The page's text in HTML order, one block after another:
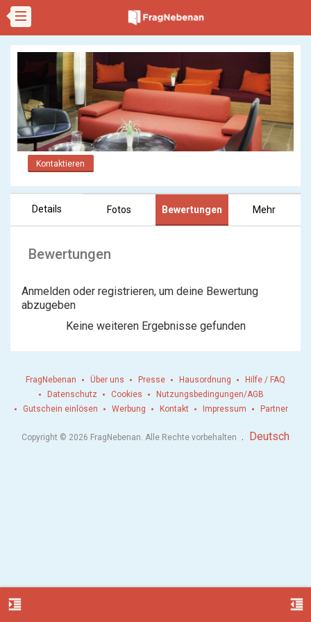
Kontaktieren
Details Fotos Bewertungen Mehr
Bewertungen
Anmelden oder registrieren, um deine Bewertung
abzugeben
Keine weiteren Ergebnisse gefunden
format_indent_increase format_indent_decrease
FragNebenan Über uns Presse Hausordnung
Hilfe / FAQ
Datenschutz
Cookies
Nutzungsbedingungen/AGB
Gutschein einlösen
Werbung Kontakt Impressum Partner
Copyright © 2026 FragNebenan. Alle Rechte vorbehalten . Deutsch